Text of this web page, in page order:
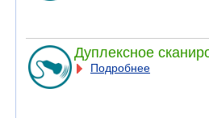
Дуплексное
Подробнее